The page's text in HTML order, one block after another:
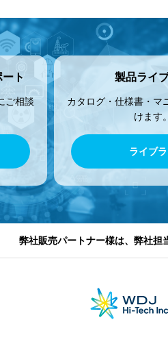
ト
ご相談
製品ライ
カタログ・仕様書・マ
けます。
ライブラ
弊社販売パートナー様は、弊社担